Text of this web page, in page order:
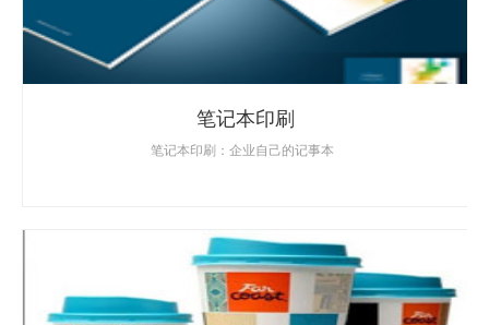
笔记本印刷
笔记本印刷：企业自己的记事本